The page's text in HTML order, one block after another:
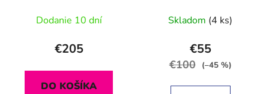
Dodanie 10 dní
€205
DO KOŠÍKA
Skladom (4 ks)
€55
€100 (–45 %)